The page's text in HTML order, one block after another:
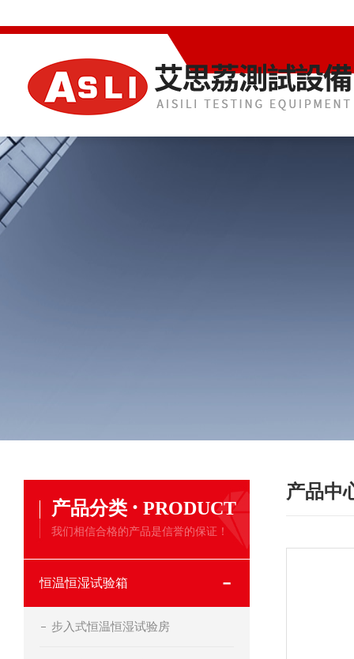
产品分类 · PRODUCT
我们相信合格的产品是信誉的保证！
恒温恒湿试验箱
步入式恒温恒湿试验房
产品中